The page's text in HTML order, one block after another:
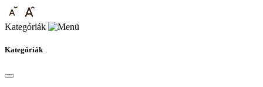
Kategóriák
Kategóriák